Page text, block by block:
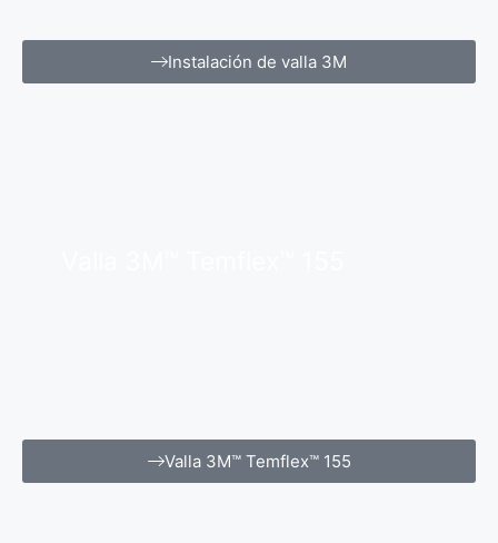
Instalación de valla 3M
Valla 3M™ Temflex™ 155